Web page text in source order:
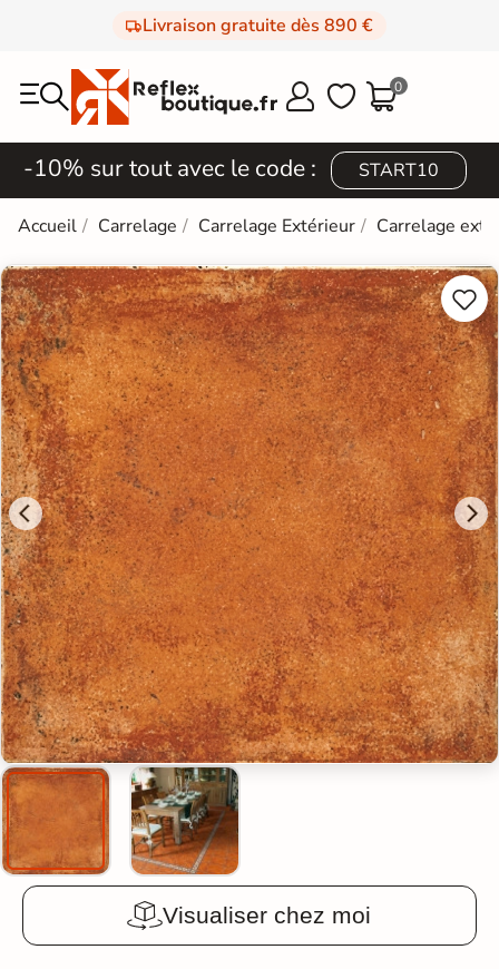
Livraison gratuite dès 890 €
  0
-10% sur tout avec le code : START10
Accueil Carrelage Carrelage Extérieur Carrelage


Visualiser chez moi